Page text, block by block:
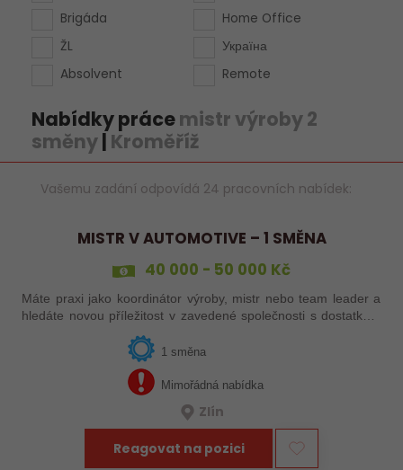
Brigáda
ŽL
Absolvent
Home Office
Україна
Remote
Nabídky prácemistr výroby 2
směny| Kroměříž
Vašemu zadání odpovídá 24 pracovních nabídek:
MISTR V AUTOMOTIVE – 1 SMĚNA
40 000 - 50 000 Kč
Máte praxi jako koordinátor výroby, mistr nebo team leader a
hledáte novou příležitost v zavedené společnosti s dostatkem
zakázek a bohatou nabídkou firemních benefitů?
1 směna
Mimořádná nabídka
Zlín
Reagovat na pozici